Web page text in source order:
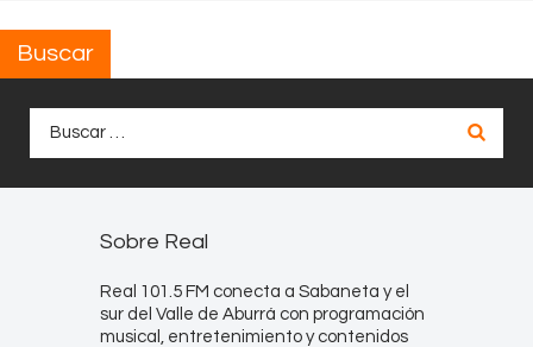
Buscar
Sobre Real
Real 101.5 FM conecta a Sabaneta y el
sur del Valle de Aburrá con programación
musical, entretenimiento y contenidos